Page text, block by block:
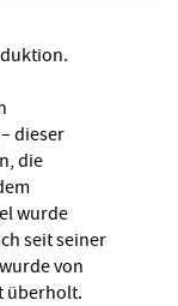
dieser
die
wurde
seit seiner
von
überholt.